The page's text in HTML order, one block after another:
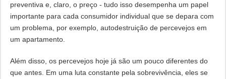
preventiva e, claro, o preço - tudo isso desempenha um papel
importante para cada consumidor individual que se depara com
um problema, por exemplo, autodestruição de percevejos em
um apartamento.
Além disso, os percevejos hoje já são um pouco diferentes do
que antes. Em uma luta constante pela sobrevivência, eles se